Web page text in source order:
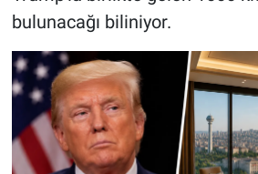
bulunacağı biliniyor.